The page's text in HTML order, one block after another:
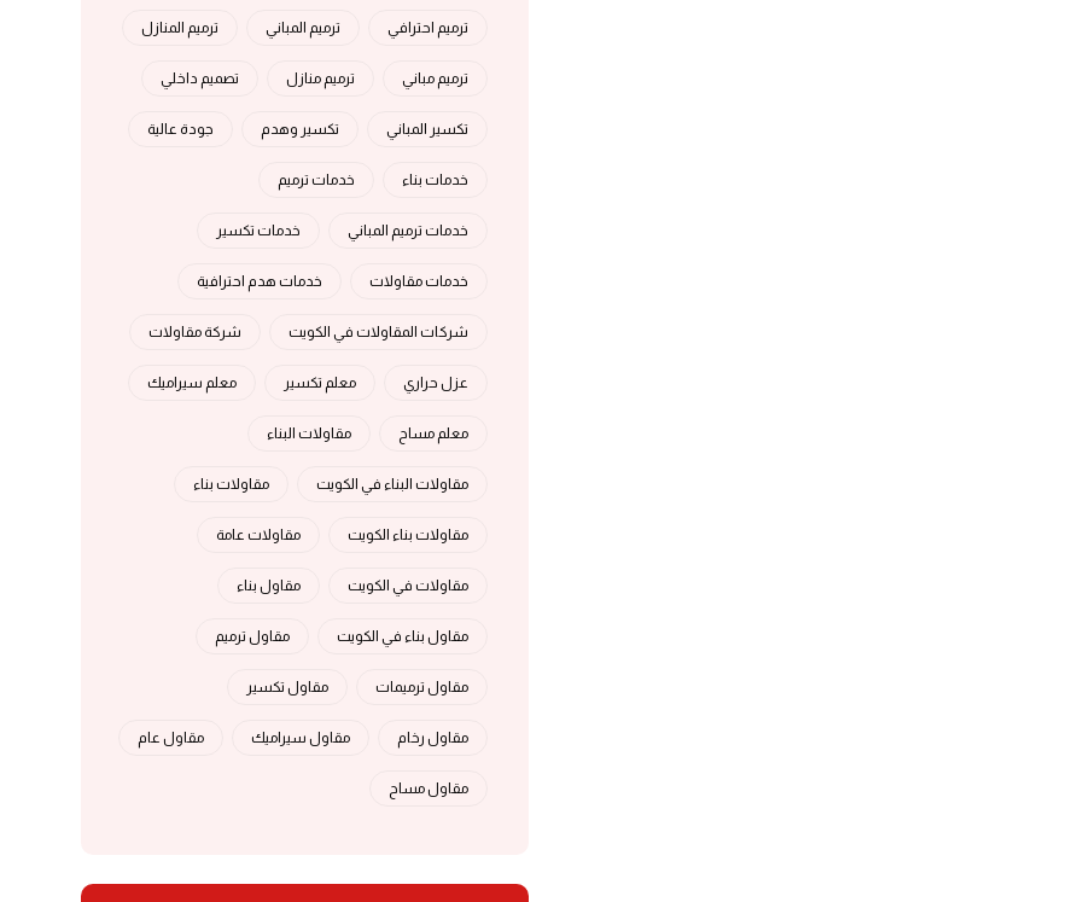
ترميم احترافي ترميم المباني ترميم المنازل
ترميم مباني ترميم منازل تصميم داخلي
تكسير المباني تكسير وهدم جودة عالية
خدمات بناء خدمات ترميم
خدمات ترميم المباني خدمات تكسير
خدمات مقاولات خدمات هدم احترافية
شركات المقاولات في الكويت شركة مقاولات
عزل حراري معلم تكسير معلم سيراميك
معلم مساح مقاولات البناء
مقاولات البناء في الكويت مقاولات بناء
مقاولات بناء الكويت مقاولات عامة
مقاولات في الكويت مقاول بناء
مقاول بناء في الكويت مقاول ترميم
مقاول ترميمات مقاول تكسير
مقاول رخام مقاول سيراميك مقاول عام
مقاول مساح